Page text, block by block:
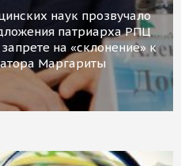
наук прозвучало
патриарха РПЦ
на «склонение» к
Маргариты